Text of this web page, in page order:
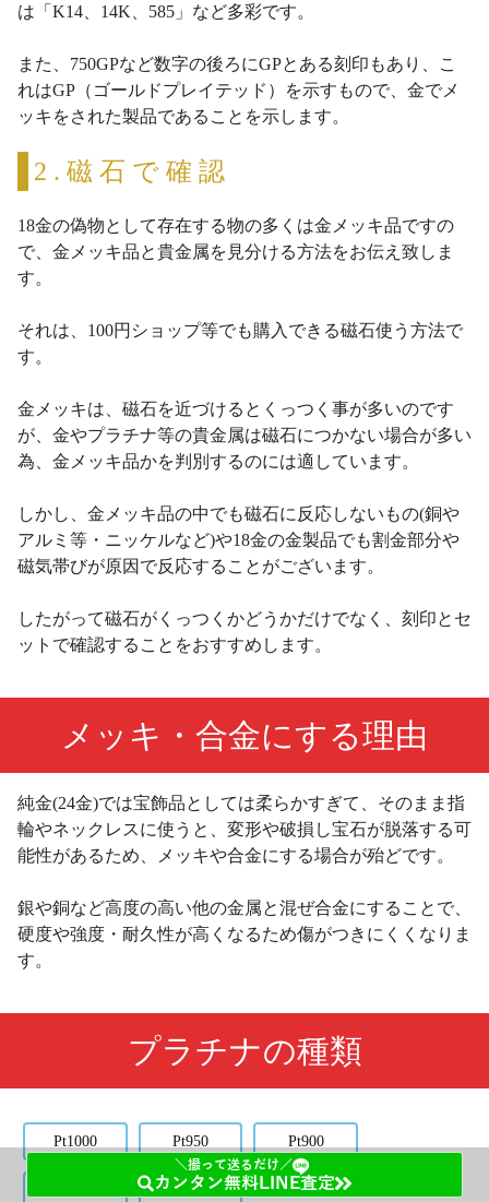
は「K14、14K、585」など多彩です。
また、750GPなど数字の後ろにGPとある刻印もあり、こ
れはGP（ゴールドプレイテッド）を示すもので、金でメ
ッキをされた製品であることを示します。
2.磁石で確認
18金の偽物として存在する物の多くは金メッキ品ですの
で、金メッキ品と貴金属を見分ける方法をお伝え致しま
す。
それは、100円ショップ等でも購入できる磁石使う方法で
す。
金メッキは、磁石を近づけるとくっつく事が多いのです
が、金やプラチナ等の貴金属は磁石につかない場合が多い
為、金メッキ品かを判別するのには適しています。
しかし、金メッキ品の中でも磁石に反応しないもの(銅や
アルミ等・ニッケルなど)や18金の金製品でも割金部分や
磁気帯びが原因で反応することがございます。
したがって磁石がくっつくかどうかだけでなく、刻印とセ
ットで確認することをおすすめします。
メッキ・合金にする理由
純金(24金)では宝飾品としては柔らかすぎて、そのまま指
輪やネックレスに使うと、変形や破損し宝石が脱落する可
能性があるため、メッキや合金にする場合が殆どです。
銀や銅など高度の高い他の金属と混ぜ合金にすることで、
硬度や強度・耐久性が高くなるため傷がつきにくくなりま
す。
プラチナの種類
Pt1000 Pt950 Pt900
Pt650
＼撮って送るだけ／
カンタン無料LINE査定